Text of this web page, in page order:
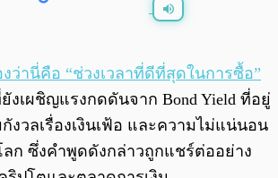
งว่านี่คือ “ช่วงเวลาที่ดีที่สุดในการซื้อ”
งเผชิญแรงกดดันจาก Bond Yield ที่อยู่
งวลเรื่องเงินเฟ้อ และความไม่แน่นอน
ลก ซึ่งคำพูดดังกล่าวถูกแชร์ต่ออย่าง